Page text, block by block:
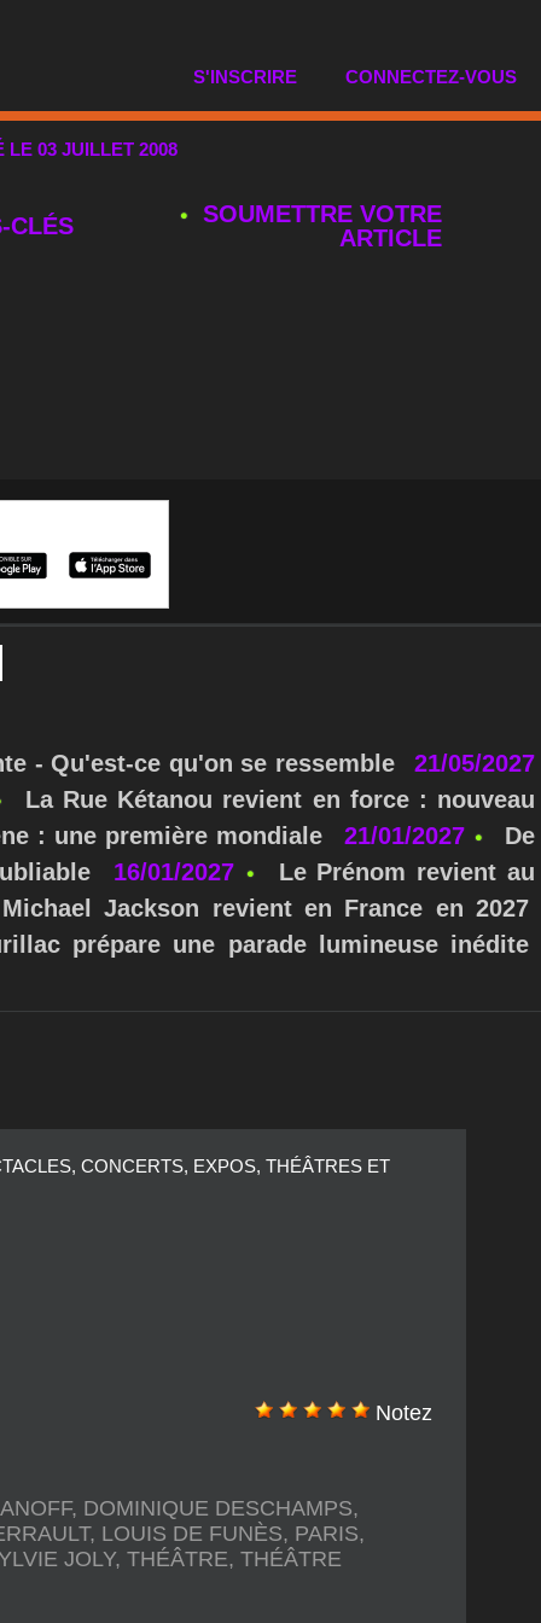
CONNECTEZ-VOUS
S'INSCRIRE
LE 03 JUILLET 2008
SOUMETTRE VOTRE
ARTICLE
- Qu'est-ce qu'on se ressemble
21/05/2027
La Rue Kétanou revient en force : nouveau
: une première mondiale
21/01/2027
De
16/01/2027
Le Prénom revient au
Jackson revient en France en 2027
prépare une parade lumineuse inédite
CONCERTS, EXPOS, THÉÂTRES ET
Notez
, DOMINIQUE DESCHAMPS,
, LOUIS DE FUNÈS, PARIS,
JOLY,THÉÂTRE,THÉÂTRE